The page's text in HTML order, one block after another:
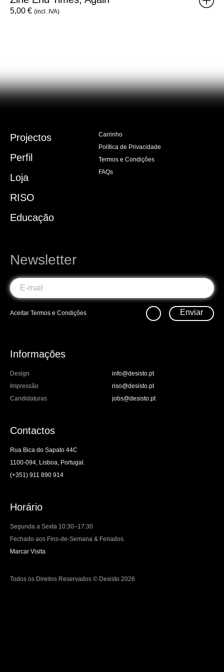
5,00 € (incl. IVA)
Projectos
Perfil
Loja
RISO
Educação
Carrinho
Política de Privacidade
Termos e Condições
FAQs
Newsletter
Aceitar Termos e Condições Enviar
Informações
Design
info@desisto.pt
Impressão
riso@desisto.pt
Candidaturas
jobs@desisto.pt
Contactos
Rua Bica do Sapato 44C
1100-094, Lisboa, Portugal.
(+351) 911 890 914
Horário
Segunda a Sexta 10:30–17:30
Fechado aos Fins-de-Semana & Feriados.
Marcar Visita
Todos os Direitos Reservados © Desisto 2026